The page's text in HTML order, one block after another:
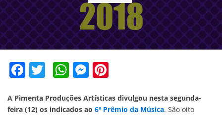
Facebook
Twitter
WhatsApp
Messenger
A Pimenta Produções Artísticas divulgou nesta segunda-
feira (12) os indicados ao 6º Prêmio da Música. São oito